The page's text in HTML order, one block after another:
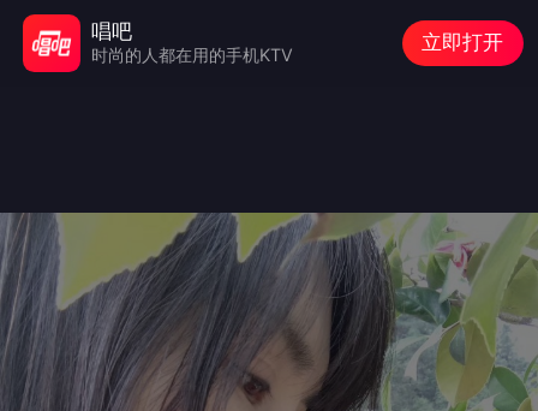
唱吧
时尚的人都在用的手机KTV
立即打开